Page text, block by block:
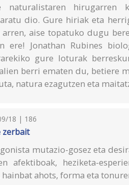
naturalistaren hirugarren
dio. Gure hiriak eta
aise topatuko dugu
ere! Jonathan Rubines
gure loturak
berri ematen du, betiere
natura ezagutzen eta
18 | 186
zerbait
mutazio-gosez eta
afektiboak, heziketa-
hainbat ahots, forma eta